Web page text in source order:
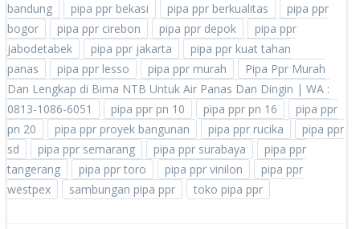
bandung
pipa ppr bekasi pipa ppr berkualitas
pipa ppr
bogor
pipa ppr cirebon pipa ppr depok
pipa ppr
jabodetabek
pipa ppr jakarta
pipa ppr kuat tahan
panas
pipa ppr lesso pipa ppr murah
Pipa Ppr Murah
Dan Lengkap di Bima NTB Untuk Air Panas Dan Dingin | WA :
0813-1086-6051
pipa ppr pn 10 pipa ppr pn 16
pipa ppr
pn 20
pipa ppr proyek bangunan pipa ppr rucika
pipa ppr
sd
pipa ppr semarang pipa ppr surabaya
pipa ppr
tangerang
pipa ppr toro pipa ppr vinilon
pipa ppr
westpex
sambungan pipa ppr toko pipa ppr